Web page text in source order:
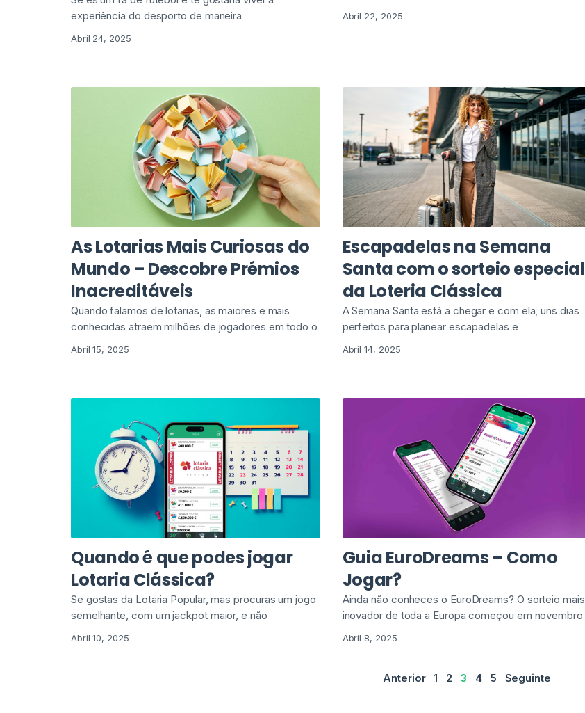
experiência do desporto de maneira
Abril 24, 2025
Abril 22, 2025
As Lotarias Mais Curiosas do
Mundo – Descobre Prémios
Inacreditáveis
Quando falamos de lotarias, as maiores e mais
conhecidas atraem milhões de jogadores em todo o
Abril 15, 2025
Escapadelas na Semana
Santa com o sorteio especial
da Loteria Clássica
A Semana Santa está a chegar e com ela, uns dias
perfeitos para planear escapadelas e
Abril 14, 2025
Quando é que podes jogar
Lotaria Clássica?
Se gostas da Lotaria Popular, mas procuras um jogo
semelhante, com um jackpot maior, e não
Abril 10, 2025
Guia EuroDreams – Como
Jogar?
Ainda não conheces o EuroDreams? O sorteio mais
inovador de toda a Europa começou em novembro
Abril 8, 2025
Anterior 1 2 3 4 5 Seguinte